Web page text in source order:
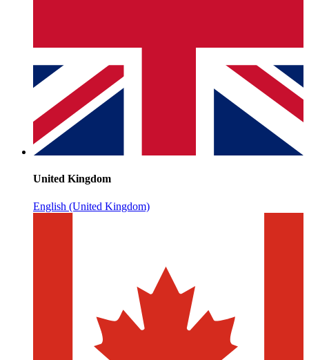
United Kingdom
English (United Kingdom)